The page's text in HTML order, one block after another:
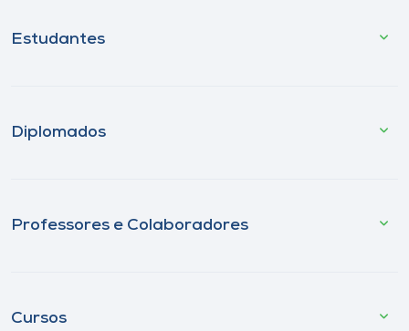
Estudantes
Diplomados
Professores e Colaboradores
Cursos